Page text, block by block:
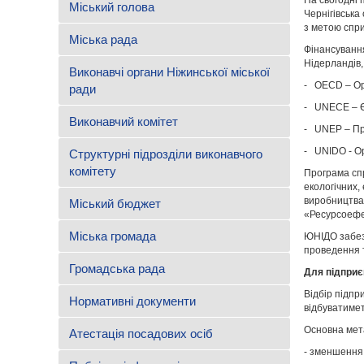
Міський голова
Міська рада
Виконавчі органи Ніжинської міської
ради
Виконавчий комітет
Структурні підрозділи виконавчого
комітету
Міський бюджет
Міська громада
Громадська рада
Нормативні документи
Атестація посадових осіб
з метою
- ОЕСD –
- UNECE –
- UNEP –
- UNIDO -
Програма
ЮНІДО
проведення
Для
Відбір
Основна
- зменшення